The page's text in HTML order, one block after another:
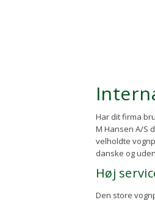
​Har dit firma
M Hansen A/S
velholdte
danske og
​Høj
Den store